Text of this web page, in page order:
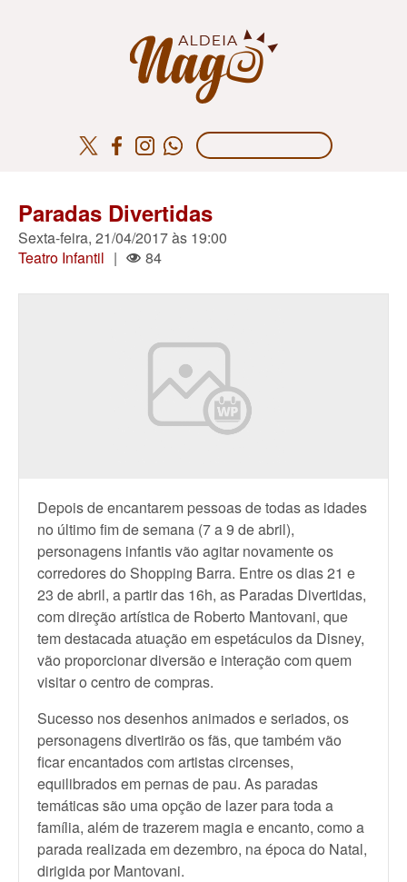
Paradas Divertidas
Sexta-feira, 21/04/2017 às 19:00
Teatro Infantil | 84
Depois de encantarem pessoas de todas as idades
no último fim de semana (7 a 9 de abril),
personagens infantis vão agitar novamente os
corredores do Shopping Barra. Entre os dias 21 e
23 de abril, a partir das 16h, as Paradas Divertidas,
com direção artística de Roberto Mantovani, que
tem destacada atuação em espetáculos da Disney,
vão proporcionar diversão e interação com quem
visitar o centro de compras.
Sucesso nos desenhos animados e seriados, os
personagens divertirão os fãs, que também vão
ficar encantados com artistas circenses,
equilibrados em pernas de pau. As paradas
temáticas são uma opção de lazer para toda a
família, além de trazerem magia e encanto, como a
parada realizada em dezembro, na época do Natal,
dirigida por Mantovani.